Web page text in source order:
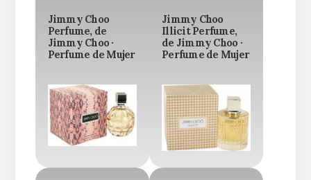
Jimmy Choo
Perfume, de
Jimmy Choo ·
Perfume de Mujer
Jimmy Choo
Illicit Perfume,
de Jimmy Choo ·
Perfume de Mujer